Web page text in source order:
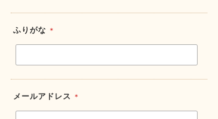
ふりがな ＊
メールアドレス ＊